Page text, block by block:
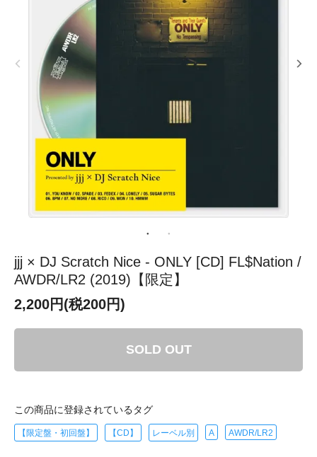
jjj × DJ Scratch Nice - ONLY [CD] FL$Nation /
AWDR/LR2 (2019)【限定】
2,200円(税200円)
SOLD OUT
この商品に登録されているタグ
【限定盤・初回盤】 【CD】 レーベル別 A AWDR/LR2